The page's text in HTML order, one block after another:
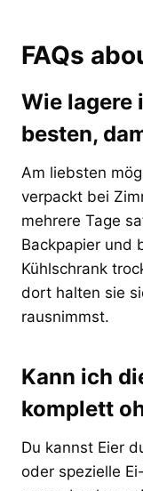
FAQs
Wie lagere
besten,
Am liebsten
verpackt bei
mehrere Tage
Backpapier und
Kühlschrank
dort halten sie
rausnimmst.
Kann ich
komplett
Du kannst Eier
oder spezielle